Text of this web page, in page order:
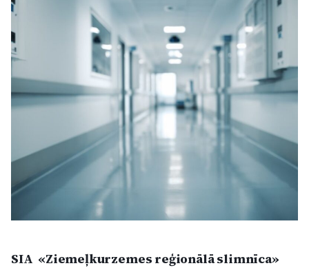
Bizness
Video
Vieta
SIA «Ziemeļkurzemes reģionālā slimnīca»